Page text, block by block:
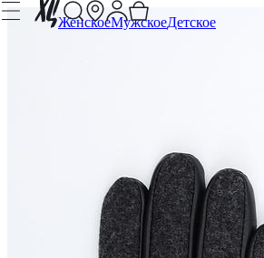
ЖенскоеМужскоеДетское